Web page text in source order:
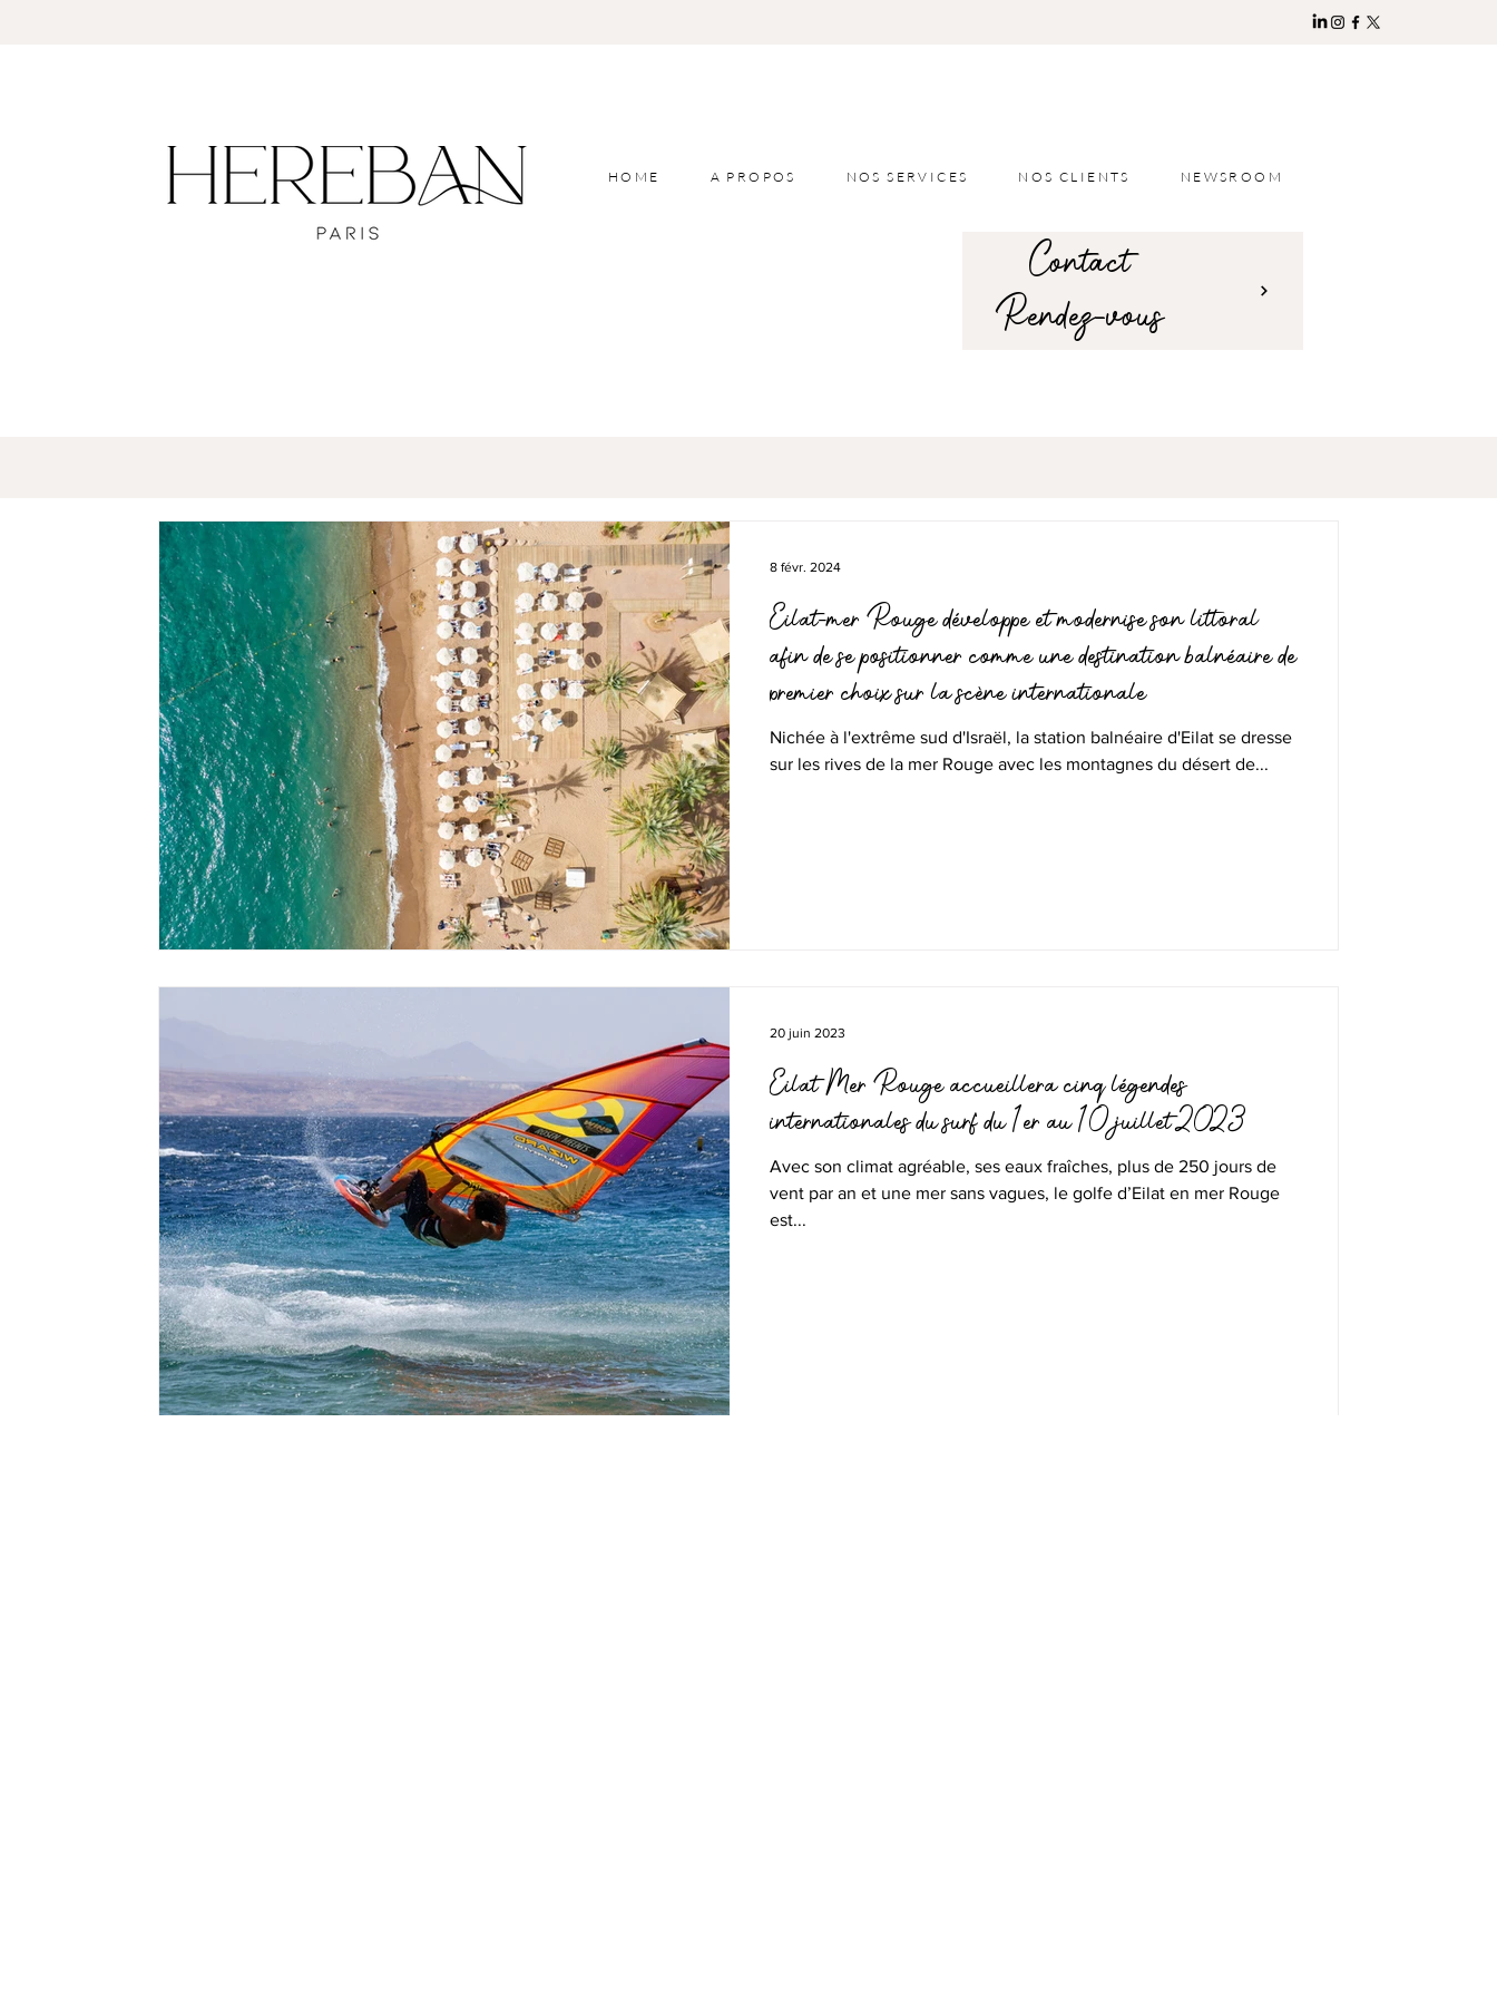
HOME A PROPOS NOS SERVICES NOS CLIENTS NEWSROOM
Rendez-vous
Contact
Eilat-mer Rouge développe et modernise son littoral
afin de se positionner comme une destination balnéaire de
premier choix sur la scène internationale
Nichée à l'extrême sud d'Israël, la station balnéaire d'Eilat se dresse
sur les rives de la mer Rouge avec les montagnes du désert de...
8 févr. 2024
Eilat Mer Rouge accueillera cinq légendes
internationales du surf du 1er au 10 juillet 2023
Avec son climat agréable, ses eaux fraîches, plus de 250 jours de
vent par an et une mer sans vagues, le golfe d’Eilat en mer Rouge
est...
20 juin 2023